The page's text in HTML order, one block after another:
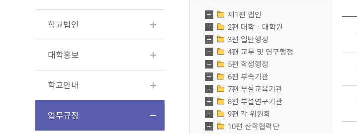
학교법인
대학홍보
학교안내
업무규정
제1편 법인
2편 대학ㆍ대학원
3편 일반행정
4편 교무 및 연구행정
5편 학생행정
6편 부속기관
7편 부설교육기관
8편 부설연구기관
9편 각 위원회
10편 산학협력단